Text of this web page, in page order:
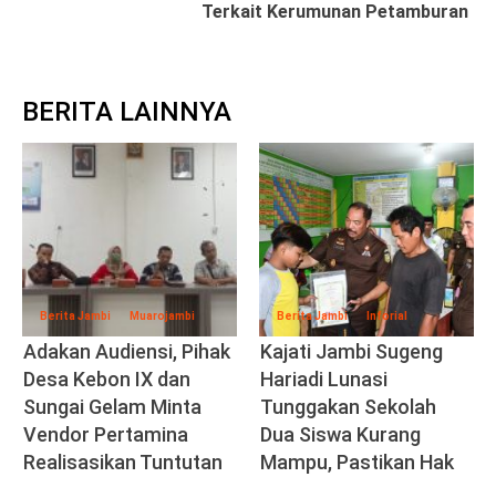
Terkait Kerumunan Petamburan
BERITA LAINNYA
Berita Jambi Muarojambi
Adakan Audiensi, Pihak
Desa Kebon IX dan
Sungai Gelam Minta
Vendor Pertamina
Realisasikan Tuntutan
Berita Jambi Inforial
Kajati Jambi Sugeng
Hariadi Lunasi
Tunggakan Sekolah
Dua Siswa Kurang
Mampu, Pastikan Hak